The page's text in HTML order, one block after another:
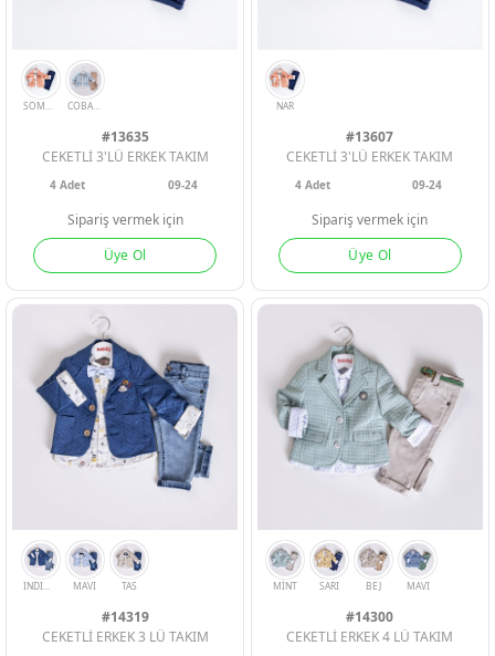
SOMON COBALT
#13635
CEKETLİ 3'LÜ ERKEK TAKIM
4Adet 09-24
Sipariş vermek için
Üye Ol
NAR
#13607
CEKETLİ 3'LÜ ERKEK TAKIM
4 Adet 09-24
Sipariş vermek için
Üye Ol
#14319
CEKETLİ ERKEK 3 LÜ TAKIM
#14300
CEKETLİ ERKEK 4 LÜ TAKIM